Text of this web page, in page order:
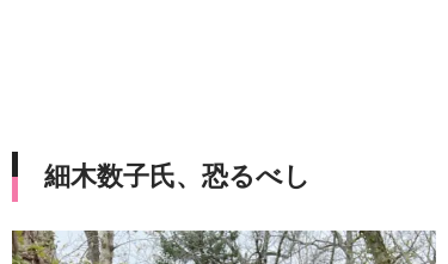
細木数子氏、恐るべし